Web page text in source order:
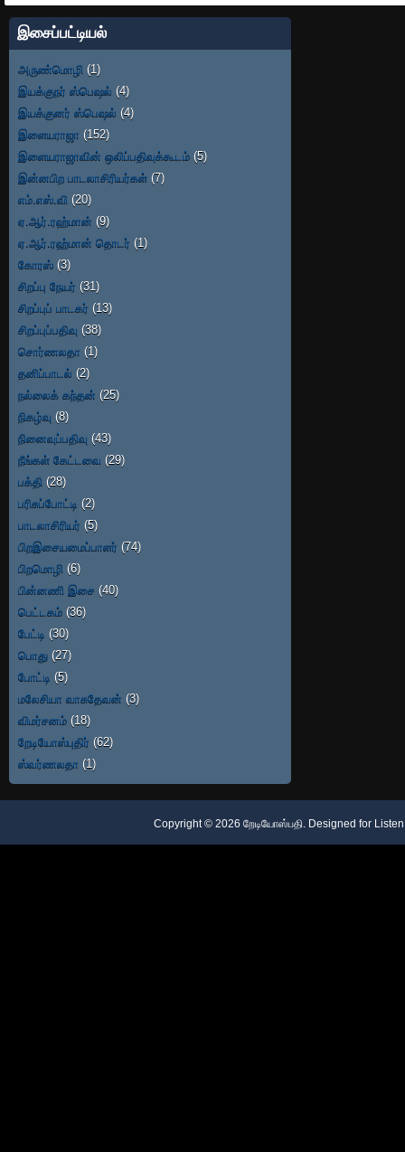
இசைப்பட்டியல்
அருண்மொழி (1)
இயக்குநர் ஸ்பெஷல் (4)
இயக்குனர் ஸ்பெஷல் (4)
இளையராஜா (152)
இளையராஜாவின் ஒலிப்பதிவுக்கூடம் (5)
இன்னபிற பாடலாசிரியர்கள் (7)
எம்.எஸ்.வி (20)
ஏ.ஆர்.ரஹ்மான் (9)
ஏ.ஆர்.ரஹ்மான் தொடர் (1)
கோரஸ் (3)
சிறப்பு நேயர் (31)
சிறப்புப் பாடகர் (13)
சிறப்புப்பதிவு (38)
சொர்ணலதா (1)
தனிப்பாடல் (2)
நல்லைக் கந்தன் (25)
நிகழ்வு (8)
நினைவுப்பதிவு (43)
நீங்கள் கேட்டவை (29)
பக்தி (28)
பரிசுப்போட்டி (2)
பாடலாசிரியர் (5)
பிறஇசையமைப்பாளர் (74)
பிறமொழி (6)
பின்னணி இசை (40)
பெட்டகம் (36)
பேட்டி (30)
பொது (27)
போட்டி (5)
மலேசியா வாசுதேவன் (3)
விமர்சனம் (18)
றேடியோஸ்புதிர் (62)
ஸ்வர்ணலதா (1)
Copyright © 2026 றேடியோஸ்பதி. Designed for